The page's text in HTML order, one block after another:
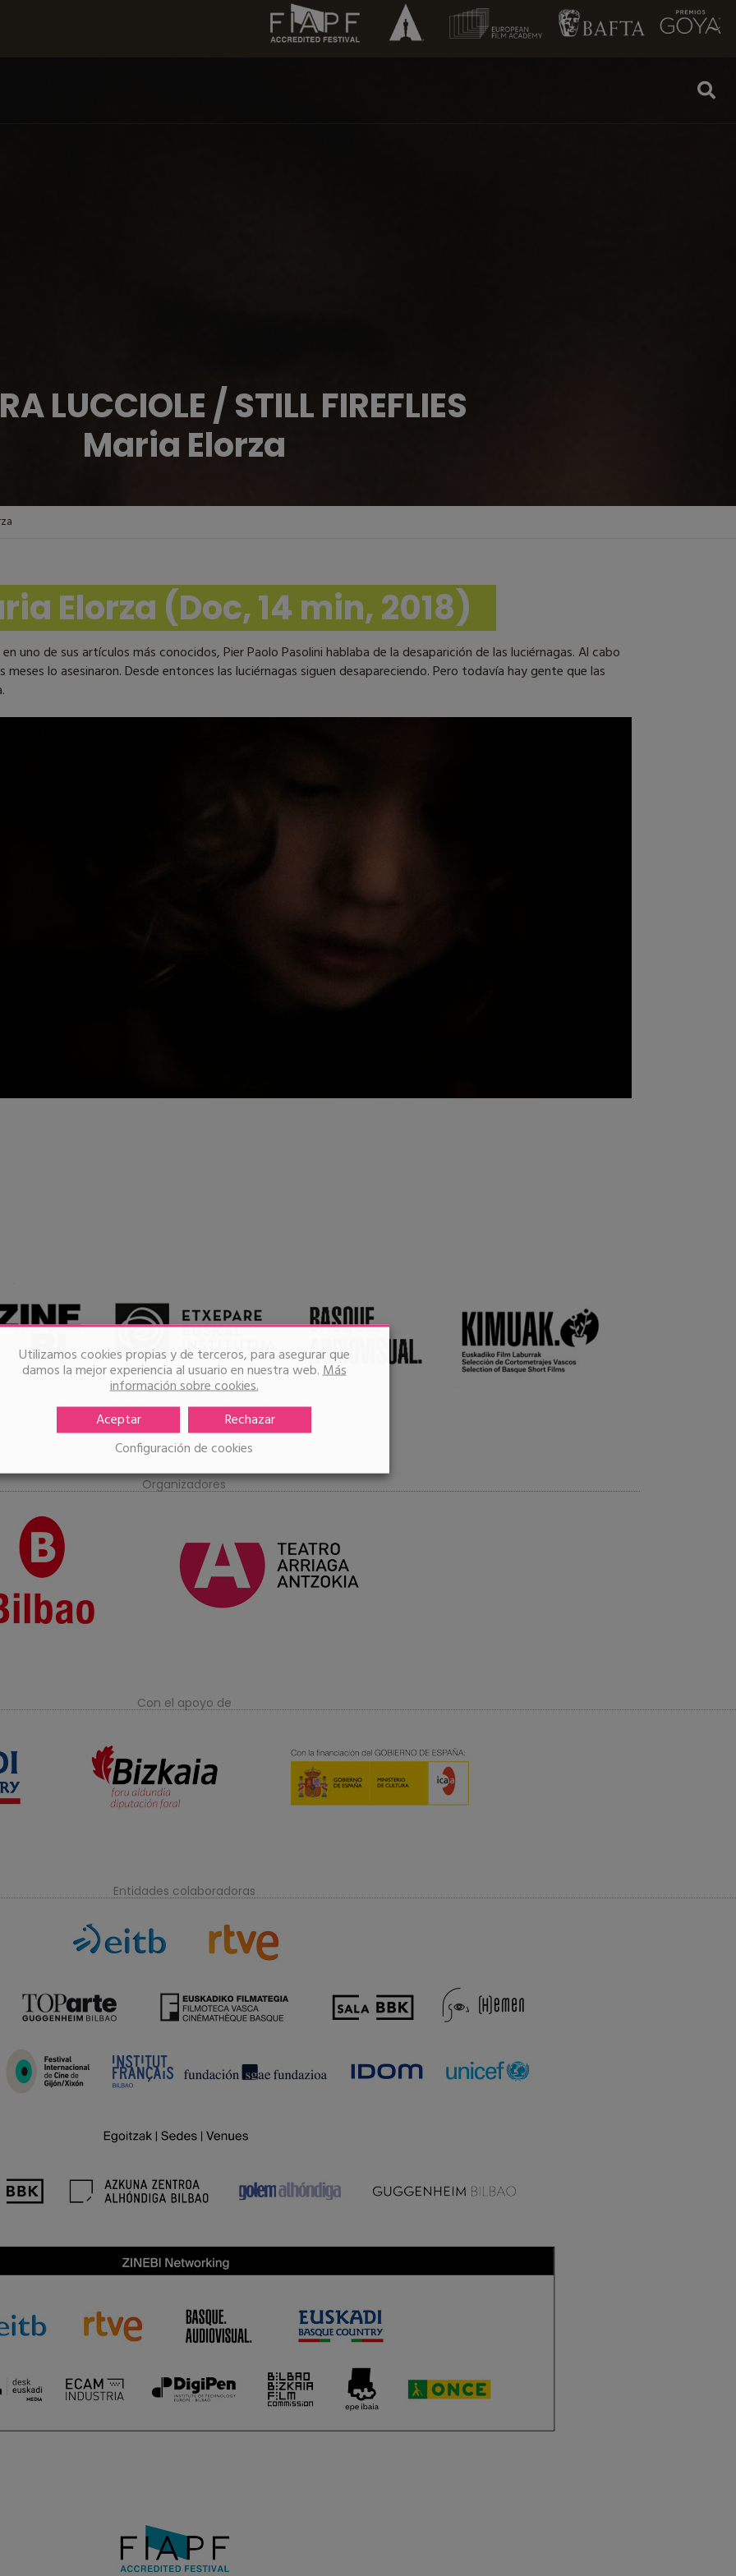
LUCCIOLE / STILL FIREFLIES
Maria Elorza
Elorza (Doc, 14 min, 2018)
en uno de sus artículos más conocidos, Pier Paolo Pasolini hablaba de la desaparición de las luciérnagas. Al cabo
meses lo asesinaron. Desde entonces las luciérnagas siguen desapareciendo. Pero todavía hay gente que las
Organizadores
Con el apoyo de
Entidades colaboradoras
Utilizamos cookies propias y de terceros, para asegurar que
damos la mejor experiencia al usuario en nuestra web.Más
información sobre cookies.
Aceptar
Rechazar
Configuración de cookies